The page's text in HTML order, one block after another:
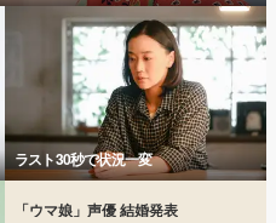
ラスト30秒で状況一変
「ウマ娘」声優 結婚発表